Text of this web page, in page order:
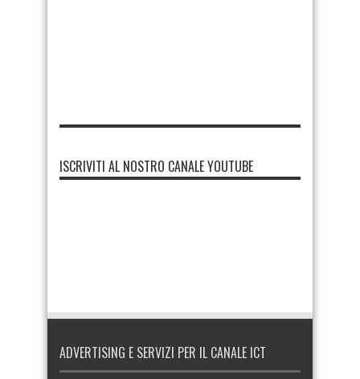
ISCRIVITI AL NOSTRO CANALE YOUTUBE
ADVERTISING E SERVIZI PER IL CANALE ICT